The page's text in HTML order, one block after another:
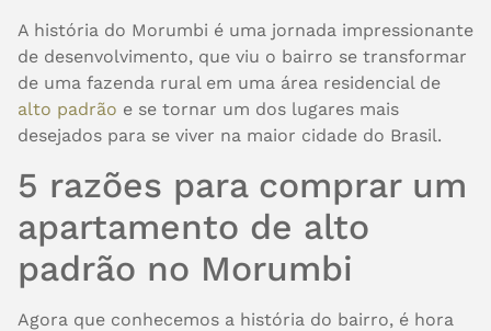
A história do Morumbi é uma jornada impressionante
de desenvolvimento, que viu o bairro se transformar
de uma fazenda rural em uma área residencial de
alto padrão e se tornar um dos lugares mais
desejados para se viver na maior cidade do Brasil.
5 razões para comprar um
apartamento de alto
padrão no Morumbi
Agora que conhecemos a história do bairro, é hora